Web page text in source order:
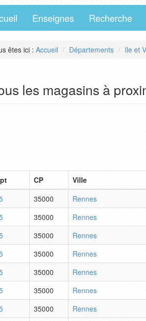
Enseignes Recherche
êtes ici : Accueil Départements Ile et
les magasins à
CP
Ville
35000
Rennes
35000
Rennes
35000
Rennes
35000
Rennes
35000
Rennes
35000
Rennes
35000
Rennes